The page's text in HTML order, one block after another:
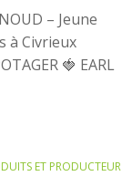
– Jeune
à Civrieux
🍓 EARL
ET PRODUCTEUR